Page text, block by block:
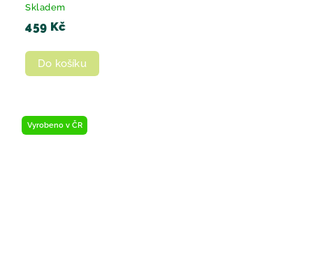
Skladem
459 Kč
Do košíku
Vyrobeno v ČR